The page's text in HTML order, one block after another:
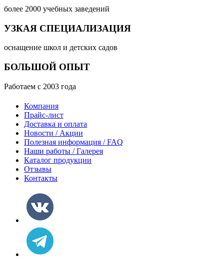
более 2000 учебных заведений
УЗКАЯ СПЕЦИАЛИЗАЦИЯ
оснащение школ и детских садов
БОЛЬШОЙ ОПЫТ
Работаем с 2003 года
Компания
Прайс-лист
Доставка и оплата
Новости / Акции
Полезная информация / FAQ
Наши работы / Галерея
Каталог продукции
Отзывы
Контакты